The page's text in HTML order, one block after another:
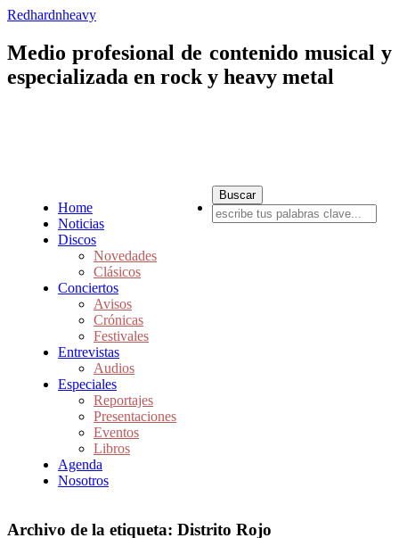
Redhardnheavy
Medio profesional de contenido musical y
especializada en rock y heavy metal
Home
Noticias
Discos
Novedades
Clásicos
Conciertos
Avisos
Crónicas
Festivales
Entrevistas
Audios
Especiales
Reportajes
Presentaciones
Eventos
Libros
Agenda
Nosotros
Archivo de la etiqueta: Distrito Rojo